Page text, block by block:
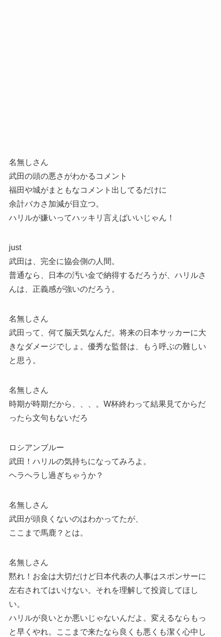
名無しさん
武田の頭の悪さがわかるコメント
福田や城がまともなコメント出してるだけに
余計バカさ加減が目立つ。
ハリルが嫌いってハッキリ言えばいいじゃん！
just
武田は、完全に協会側の人間。
普通なら、日本の汚い金で納得するだろうが、ハリルさ
んは、正義感が強いのだろう。
名無しさん
武田って、何て脳天気なんだ。将来の日本サッカーに大
きなダメージでしょ。優秀な監督は、もう呼ぶの難しい
と思う。
名無しさん
時期が時期だから、、、。W杯終わって結果見てからだ
ったら文句もないだろ
ロシアンブルー
武田！ハリルの気持ちになってみろよ。
ヘラヘラし過ぎちゃうか？
名無しさん
武田が頭良くないのはわかってたが、
ここまで馬鹿？とは。
名無しさん
黙れ！お金は大切だけど日本代表の人事はスポンサーに
左右されてはいけない。それを理解して投資してほし
い。
ハリルが良いとか悪いじゃないんだよ。変えるならもっ
と早くやれ。ここまで来たなら良くも悪くも潔く心中し